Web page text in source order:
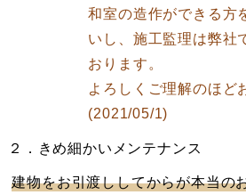
和室の造作ができる方
いし、施工監理は弊社
おります。
よろしくご理解のほど
(2021/05/1)
２．きめ細かいメンテナンス
建物をお引渡ししてからが本当の